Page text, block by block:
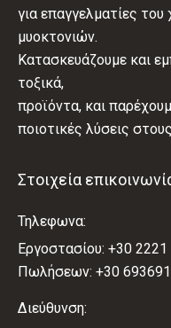
για επαγγελματίες
μυοκτονιών.
Κατασκευάζουμε και
τοξικά,
προϊόντα, και
ποιοτικές λύσεις
Στοιχεία
Τηλεφωνα:
Εργοστασίου: +30
Πωλήσεων: +30
Διεύθυνση: